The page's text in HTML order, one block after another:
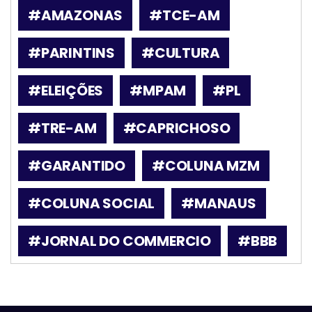
#AMAZONAS
#TCE-AM
#PARINTINS
#CULTURA
#ELEIÇÕES
#MPAM
#PL
#TRE-AM
#CAPRICHOSO
#GARANTIDO
#COLUNA MZM
#COLUNA SOCIAL
#MANAUS
#JORNAL DO COMMERCIO
#BBB